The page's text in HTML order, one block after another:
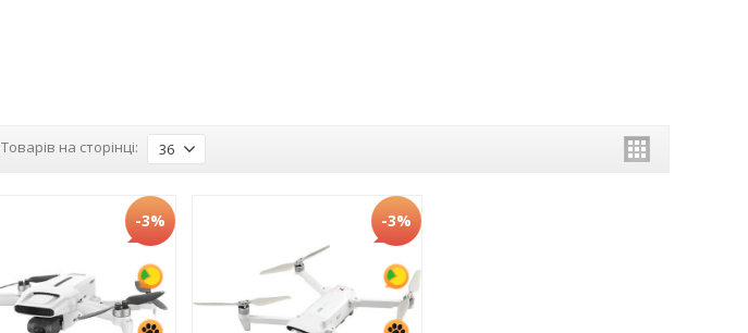
Товарів на сторінці: 36
-3% -3%